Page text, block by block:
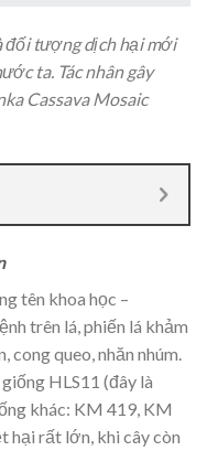
đối tượng dịch hại mới
ta. Tác nhân gây
Cassava Mosaic
tên khoa học –
trên lá, phiến lá khảm
cong queo, nhăn nhúm.
HLS11 (đây là
khác: KM 419, KM
hại rất lớn, khi cây còn